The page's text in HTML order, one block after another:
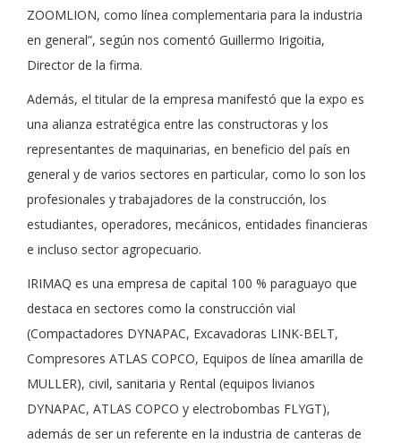
ZOOMLION, como línea complementaria para la industria
en general”, según nos comentó Guillermo Irigoitia,
Director de la firma.
Además, el titular de la empresa manifestó que la expo es
una alianza estratégica entre las constructoras y los
representantes de maquinarias, en beneficio del país en
general y de varios sectores en particular, como lo son los
profesionales y trabajadores de la construcción, los
estudiantes, operadores, mecánicos, entidades financieras
e incluso sector agropecuario.
IRIMAQ es una empresa de capital 100 % paraguayo que
destaca en sectores como la construcción vial
(Compactadores DYNAPAC, Excavadoras LINK-BELT,
Compresores ATLAS COPCO, Equipos de línea amarilla de
MULLER), civil, sanitaria y Rental (equipos livianos
DYNAPAC, ATLAS COPCO y electrobombas FLYGT),
además de ser un referente en la industria de canteras de